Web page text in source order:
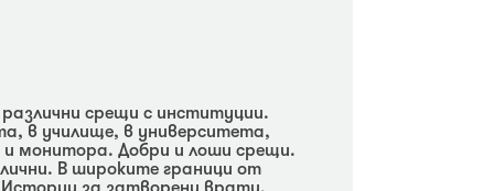
различни срещи с институции.
в училище, в университета,
и монитора. Добри и лоши срещи.
В широките граници от
Истории за затворени врати,